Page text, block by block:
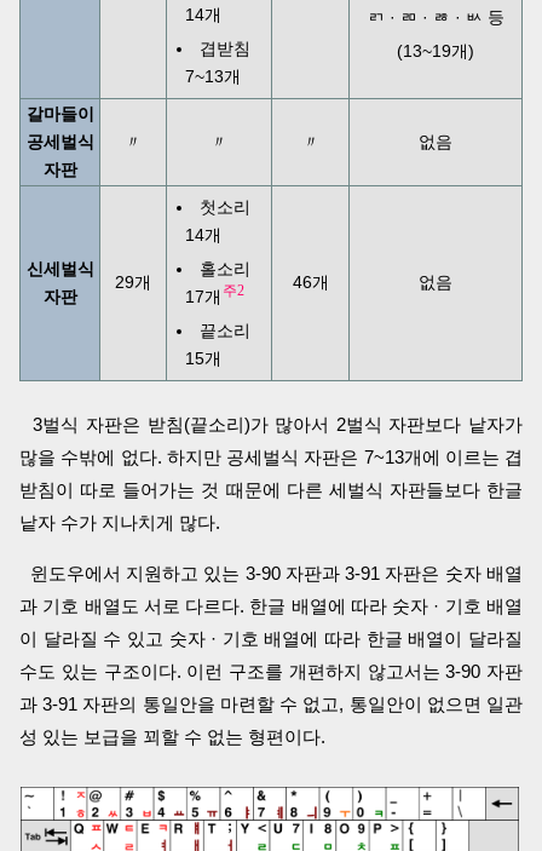
14개
겹받침
7~13개
ㄺ · ㄻ · ㅀ · ㅄ 등
(13~19개)
갈마들이
공세벌식
자판
〃 〃 〃 없음
신세벌식
자판
29개
첫소리
14개
홀소리
17개 주2
끝소리
15개
46개 없음
3벌식 자판은 받침(끝소리)가 많아서 2벌식 자판보다 낱자가
많을 수밖에 없다. 하지만 공세벌식 자판은 7~13개에 이르는 겹
받침이 따로 들어가는 것 때문에 다른 세벌식 자판들보다 한글
낱자 수가 지나치게 많다.
윈도우에서 지원하고 있는 3-90 자판과 3-91 자판은 숫자 배열
과 기호 배열도 서로 다르다. 한글 배열에 따라 숫자 · 기호 배열
이 달라질 수 있고 숫자 · 기호 배열에 따라 한글 배열이 달라질
수도 있는 구조이다. 이런 구조를 개편하지 않고서는 3-90 자판
과 3-91 자판의 통일안을 마련할 수 없고, 통일안이 없으면 일관
성 있는 보급을 꾀할 수 없는 형편이다.